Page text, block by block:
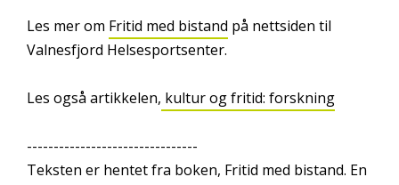
Les mer om Fritid med bistand på nettsiden til
Valnesfjord Helsesportsenter.
Les også artikkelen, kultur og fritid: forskning
--------------------------------
Teksten er hentet fra boken, Fritid med bistand. En